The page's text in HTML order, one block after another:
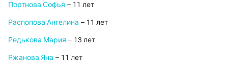
Портнова Софья – 11 лет
Распопова Ангелина – 11 лет
Редькова Мария – 13 лет
Ржанова Яна – 11 лет